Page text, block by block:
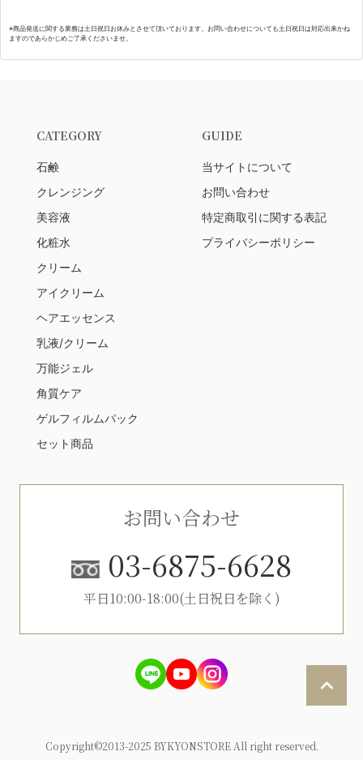
※商品発送に関する業務は土日祝日お休みとさせて頂いております。お問い合わせについても土日祝日は対応出来かね
ますのであらかじめご了承くださいませ。
お問い合わせ
03-6875-6628
平日10:00-18:00(土日祝日を除く)
CATEGORY
石鹸
クレンジング
美容液
化粧水
クリーム
アイクリーム
ヘアエッセンス
乳液/クリーム
万能ジェル
角質ケア
ゲルフィルムパック
セット商品
GUIDE
当サイトについて
お問い合わせ
特定商取引に関する表記
プライバシーポリシー
Copyright©2013-2025 BYKYONSTORE All right reserved.